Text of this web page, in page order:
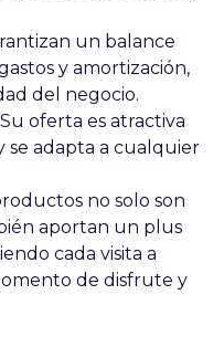
un balance
y amortización,
del negocio.
Su oferta es atractiva
se adapta a cualquier
no solo son
aportan un plus
cada visita a
de disfrute y